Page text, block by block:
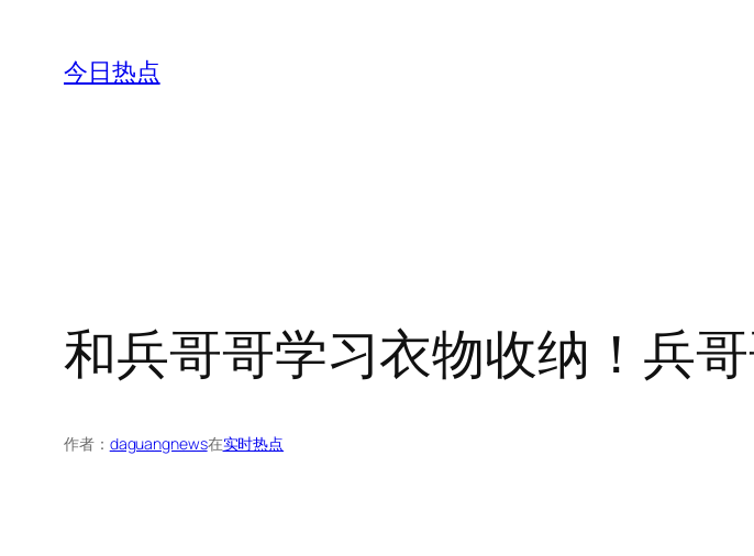
今日热点
和兵哥哥学习衣物收纳！兵
作者： daguangnews在实时热点